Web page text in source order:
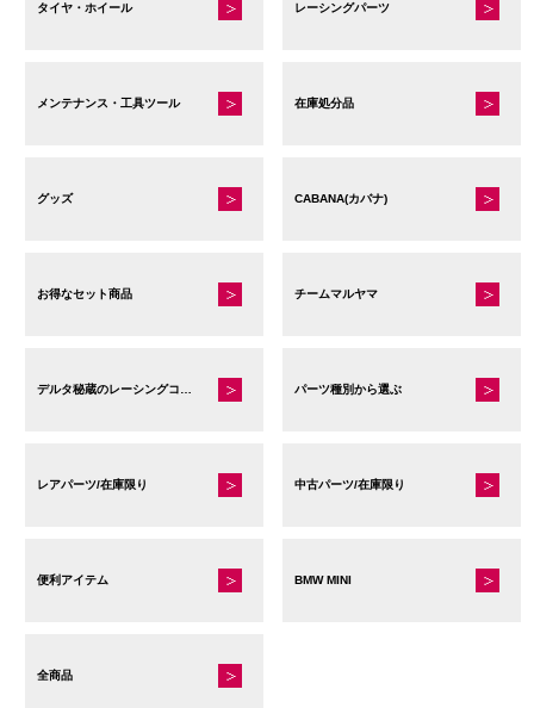
タイヤ・ホイール レーシングパーツ
メンテナンス・工具ツール 在庫処分品
グッズ CABANA(カバナ)
お得なセット商品 チームマルヤマ
パーツ種別から選ぶ
レアパーツ/在庫限り 中古パーツ/在庫限り
便利アイテム BMW MINI
全商品